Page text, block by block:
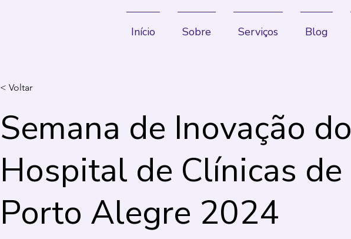
Início Sobre Serviços Blog
< Voltar
Semana de Inovação do
Hospital de Clínicas de
Porto Alegre 2024